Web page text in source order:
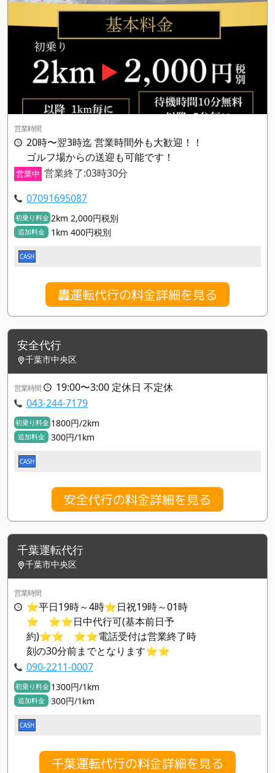
営業時間
20時〜翌3時迄 営業時間外も大歓迎！！
ゴルフ場からの送迎も可能です！
営業中 営業終了:03時30分
07091695087
初乗り料金 2km 2,000円税別
追加料金 1km 400円税別
CASH
轟運転代行の料金詳細を見る
安全代行
千葉市中央区
営業時間
19:00〜3:00 定休日 不定休
043-244-7179
初乗り料金 1800円/2km
追加料金 300円/1km
CASH
安全代行の料金詳細を見る
千葉運転代行
千葉市中央区
営業時間
⭐平日19時～4時⭐日祝19時～01時
⭐ ⭐⭐日中代行可(基本前日予
約)⭐⭐ ⭐⭐電話受付は営業終了時
刻の30分前までとなります⭐⭐
090-2211-0007
初乗り料金 1300円/1km
追加料金 300円/1km
CASH
千葉運転代行の料金詳細を見る